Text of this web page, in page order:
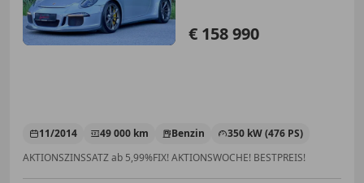
€ 158 990
11/2014 49 000 km Benzin
350 kW (476 PS)
AKTIONSZINSSATZ ab 5,99%FIX! AKTIONSWOCHE! BESTPREIS!